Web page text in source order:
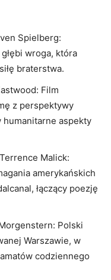
Spielberg:
wroga, która
braterstwa.
Film
z perspektywy
humanitarne aspekty
Malick:
amerykańskich
łączący poezję
Polski
Warszawie, w
codziennego